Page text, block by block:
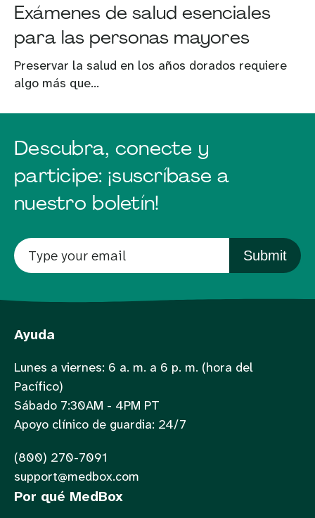
Exámenes de salud esenciales
para las personas mayores
Preservar la salud en los años dorados requiere
algo más que...
Descubra, conecte y
participe: ¡suscríbase a
nuestro boletín!
Submit
Ayuda
Lunes a viernes: 6 a. m. a 6 p. m. (hora del
Pacífico)
Sábado 7:30AM - 4PM PT
Apoyo clínico de guardia: 24/7
(800) 270-7091
support@medbox.com
Por qué MedBox